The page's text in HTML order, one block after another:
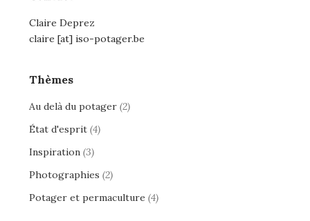
Claire Deprez
claire [at] iso-potager.be
Thèmes
Au delà du potager (2)
État d'esprit (4)
Inspiration (3)
Photographies (2)
Potager et permaculture (4)